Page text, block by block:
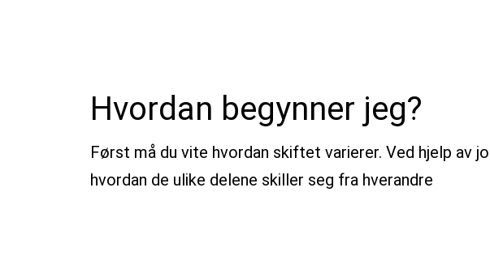
Hvordan begynner jeg?
Først må du vite hvordan skiftet varierer. Ved hjelp av
hvordan de ulike delene skiller seg fra hverandre